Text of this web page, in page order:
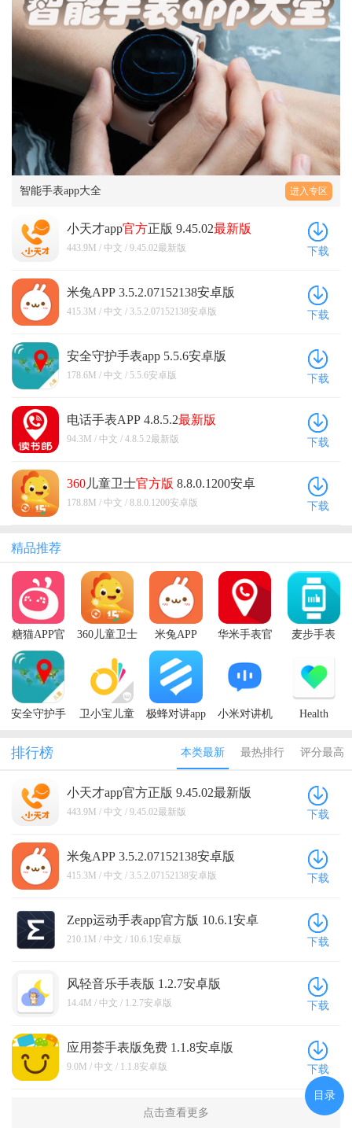
智能手表app大全 进入专区
小天才app官方正版 9.45.02最新版
443.9M / 中文 / 9.45.02最新版 下载
米兔APP 3.5.2.07152138安卓版
415.3M / 中文 / 3.5.2.07152138安卓版 下载
安全守护手表app 5.5.6安卓版
178.6M / 中文 / 5.5.6安卓版 下载
电话手表APP 4.8.5.2最新版
94.3M / 中文 / 4.8.5.2最新版 下载
360 儿童卫士官方版 8.8.0.1200安卓
版
178.8M / 中文 / 8.8.0.1200安卓版 下载
精品推荐
糖猫APP官
方版
360儿童卫士
米兔APP
华米手表官
麦步手表
安全守护手
卫小宝儿童
极蜂对讲app
小米对讲机
Health
智能手表app
最新版)
排行榜 本类最新 最热排行 评分最高
小天才app官方正版 9.45.02最新版
443.9M / 中文 / 9.45.02最新版 下载
米兔APP 3.5.2.07152138安卓版
415.3M / 中文 / 3.5.2.07152138安卓版 下载
Zepp运动手表app官方版 10.6.1安卓
版
210.1M / 中文 / 10.6.1安卓版 下载
风轻音乐手表版 1.2.7安卓版
14.4M / 中文 / 1.2.7安卓版 下载
应用荟手表版免费 1.1.8安卓版
9.0M / 中文 / 1.1.8安卓版 下载
点击查看更多
目录